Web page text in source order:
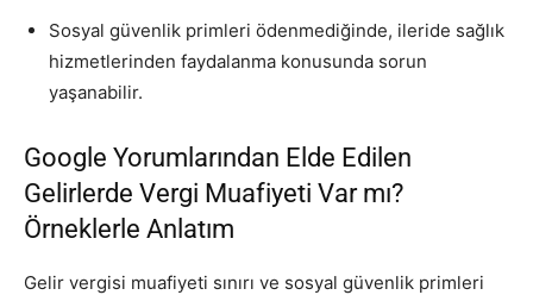
Sosyal güvenlik primleri ödenmediğinde, ileride sağlık
hizmetlerinden faydalanma konusunda sorun
yaşanabilir.
Google Yorumlarından Elde Edilen
Gelirlerde Vergi Muafiyeti Var mı?
Örneklerle Anlatım
Gelir vergisi muafiyeti sınırı ve sosyal güvenlik primleri